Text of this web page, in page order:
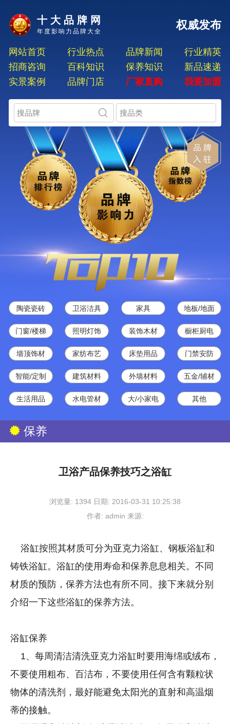
十大品牌网
年度影响力品牌大全
权威发布
网站首页 行业热点 品牌新闻
行业精英
招商咨询
百科知识 保养知识
新品速递
实景案例
品牌门店 厂家直购 我要加盟
陶瓷瓷砖 卫浴洁具 家具 地板/地面
门窗/楼梯 照明灯饰 装饰木材 橱柜厨电
墙顶饰材 家纺布艺 床垫用品 门禁安防
智能/定制 建筑材料 外墙材料 五金/辅材
生活用品 水电管材 大/小家电 其他
保养
卫浴产品保养技巧之浴缸
浏览量: 1394 日期: 2016-03-31 10:25:38
作者: admin 来源:
浴缸按照其材质可分为亚克力浴缸、钢板浴缸和
铸铁浴缸。浴缸的使用寿命和保养息息相关。不同
材质的预防，保养方法也有所不同。接下来就分别
介绍一下这些浴缸的保养方法。
浴缸保养
1、每周清洁清洗亚克力浴缸时要用海绵或绒布，
不要使用粗布、百洁布，不要使用任何含有颗粒状
物体的清洗剂，最好能避免太阳光的直射和高温烟
蒂的接触。